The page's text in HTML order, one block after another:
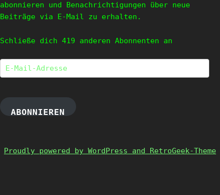
abonnieren und Benachrichtigungen über neue
Beiträge via E-Mail zu erhalten.
Schließe dich 419 anderen Abonnenten an
E-
Mail-
ABONNIEREN
Proudly powered by WordPress and RetroGeek-Theme